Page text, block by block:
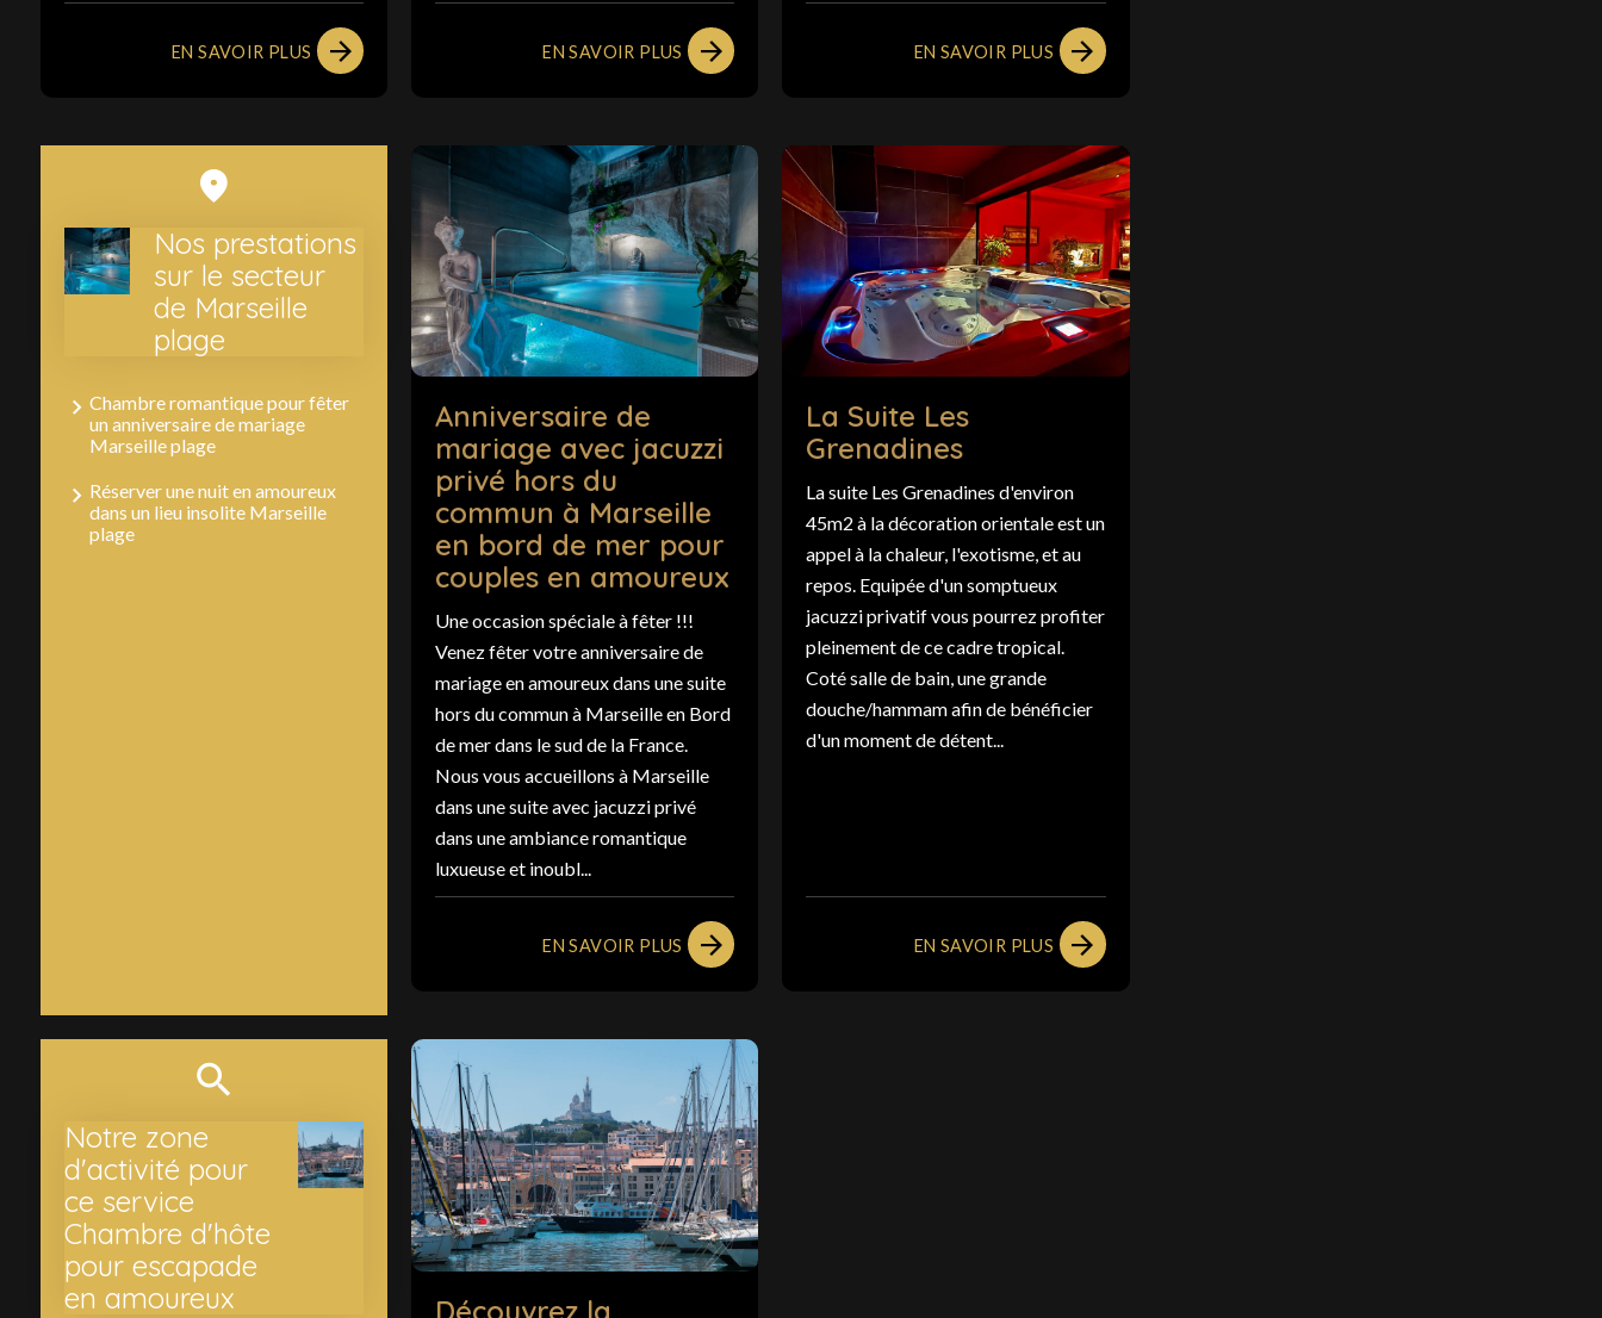
EN SAVOIR PLUS EN SAVOIR PLUS EN SAVOIR PLUS
Nos prestations
sur le secteur
de Marseille
plage
Chambre romantique pour fêter
un anniversaire de mariage
Marseille plage
Réserver une nuit en amoureux
dans un lieu insolite Marseille
plage
Anniversaire de
mariage avec jacuzzi
privé hors du
commun à Marseille
en bord de mer pour
couples en amoureux
Une occasion spéciale à fêter !!!
Venez fêter votre anniversaire de
mariage en amoureux dans une suite
hors du commun à Marseille en Bord
de mer dans le sud de la France.
Nous vous accueillons à Marseille
dans une suite avec jacuzzi privé
dans une ambiance romantique
luxueuse et inoubl...
EN SAVOIR PLUS
La Suite Les
Grenadines
La suite Les Grenadines d'environ
45m2 à la décoration orientale est un
appel à la chaleur, l'exotisme, et au
repos. Equipée d'un somptueux
jacuzzi privatif vous pourrez profiter
pleinement de ce cadre tropical.
Coté salle de bain, une grande
douche/hammam afin de bénéficier
d'un moment de détent...
EN SAVOIR PLUS
Notre zone
d'activité pour
ce service
Chambre d'hôte
pour escapade
en amoureux
Découvrez la